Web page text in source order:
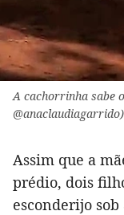
A cachorrinha sabe
@anaclaudiagarrido)
Assim que a
prédio, dois
esconderijo